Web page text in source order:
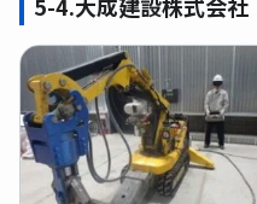
5-4.大成建設株式会社